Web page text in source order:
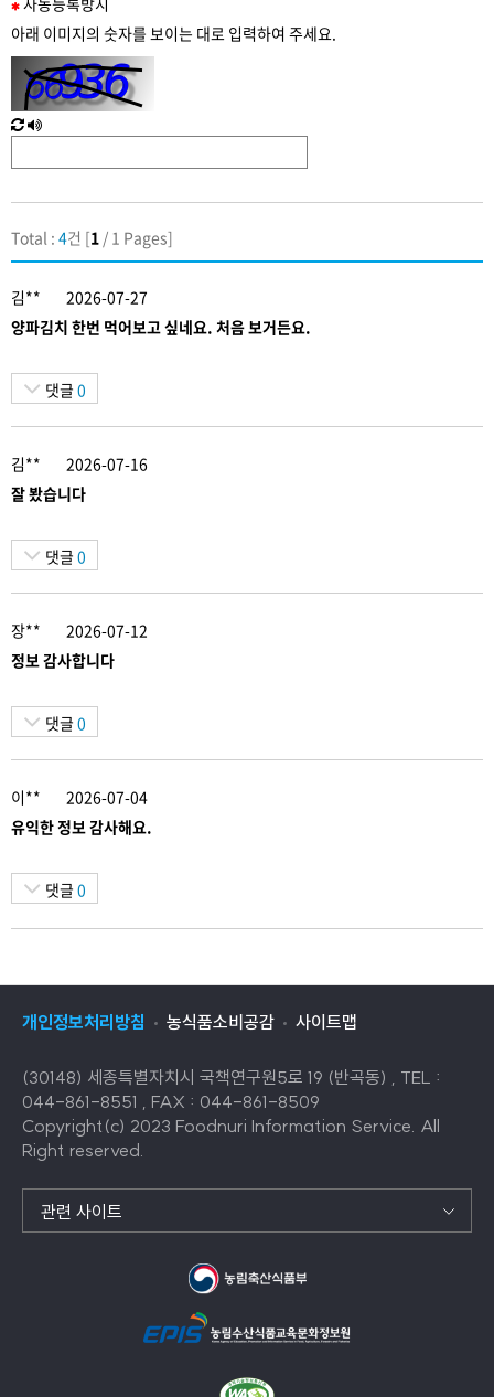
수
력
아래 이미지의 숫자를 보이는 대로 입력하여 주세요.
새
로
침
한
글
성
Total : 4건 [1 / 1 Pages]
김**
2026-07-27
양파김치 한번 먹어보고 싶네요. 처음 보거든요.
댓글 0
김**
2026-07-16
잘 봤습니다
댓글 0
장**
2026-07-12
정보 감사합니다
댓글 0
이**
2026-07-04
유익한 정보 감사해요.
댓글 0
개인정보처리방침 농식품소비공감 사이트맵
(30148) 세종특별자치시 국책연구원5로 19 (반곡동) , TEL :
044-861-8551 , FAX : 044-861-8509
Copyright(c) 2023 Foodnuri Information Service. All
Right reserved.
관련 사이트